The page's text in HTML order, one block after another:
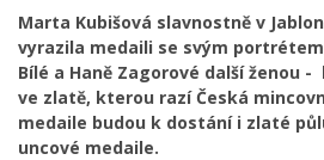
Marta Kubišová slavnostně v
vyrazila medaili se svým
Bílé a Haně Zagorové další ženou -
ve zlatě, kterou razí Česká
medaile budou k dostání i zlaté
uncové medaile.